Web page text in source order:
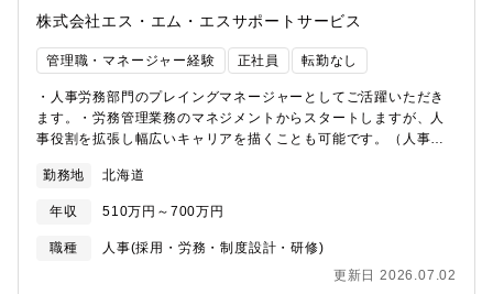
連携等、幅広い業務推進を柔軟にお任せすることを想定しており
ます。【業務の魅力】・複数サービスを横断した施策の立案：複
数サービスを展開する事業基盤を活かし、単一商材の販促にとど
まらず大規模なマーケティング戦略に挑戦できます。・組織拡張
フェーズにおける仕組みづくりの経験：本社マーケティング部門
と直接連携し、ゼロベースから組織設計・構築していく裁量の大
きさがあります。・社会課題解決への貢献：マーケティング施策
献を感じることができます。【得られるスキル】・マーケティン
ル・MAツール等を用いたデータドリブンな営業戦略の立案・実行
スキル・メンバーのポテンシャルを引き出し、組織を活性化させ
名程度・配属先となるマーケティング組織は新規立ち上げの少人
株式会社エス・エム・エスサポートサービス
管理職・マネージャー経験 正社員 転勤なし
・人事労務部門のプレイングマネージャーとしてご活躍いただき
ます。・労務管理業務のマネジメントからスタートしますが、人
事役割を拡張し幅広いキャリアを描くことも可能です。（人事考
ン等の企画・設計・運用 など）＜主な業務内容＞・人事労務部
門の組織マネジメント、人材マネジメント、リスクマネジメント
の実行・以下の業務におけるオペレーションの実行および改
善 ・人事規程 ：規程改廃/労使協定 ・人員管理 ：入退
勤怠管理/休暇付与/残業管理 ・賃金管理 ：月次給与/賞与支
勤務地 北海道
年収 510万円～700万円
職種
人事(採用・労務・制度設計・研修)
更新日 2026.07.02